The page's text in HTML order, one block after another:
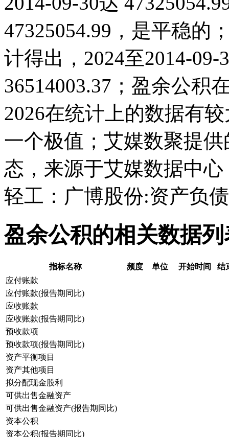
47325054.99，是平稳的
计得出，2024至2014-
36514003.37；盈余公积
2026在统计上的数据有
一个极值；艾媒数聚提
态，来源于艾媒数据中
轻工：广博股份:资产负
盈余公积的相关数据列
指标名称 频度 单位 开始时间
结
应付账款
应付账款(报告期同比)
应收账款
应收账款(报告期同比)
预收款项
预收款项(报告期同比)
资产平衡项目
资产其他项目
拟分配现金股利
可供出售金融资产
可供出售金融资产(报告期同比)
资本公积
资本公积(报告期同比)